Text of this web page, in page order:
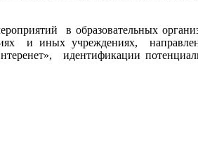
в образовательных
и иных учреждениях,
идентификации